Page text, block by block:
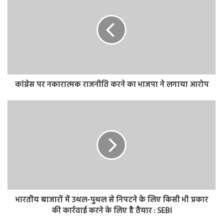
कांग्रेस पर नकारात्मक राजनीति करने का भाजपा ने लगाया आरोप
भारतीय बाजारों में उथल-पुथल से निपटने के लिए किसी भी प्रकार
की कार्रवाई करने के लिए है तैयार : SEBI